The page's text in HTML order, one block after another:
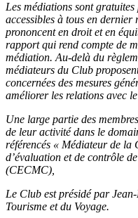
Les médiations sont
accessibles à tous en dernier
prononcent en droit et en
rapport qui rend compte de
médiation. Au-delà du
médiateurs du Club
concernées des mesures
améliorer les relations avec
Une large partie des
de leur activité dans le
référencés « Médiateur de
d’évaluation et de contrôle
(CECMC),
Le Club est présidé par
Tourisme et du Voyage.